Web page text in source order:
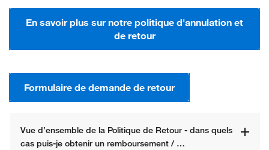
En savoir plus sur notre politique d'annulation et
de retour
Formulaire de demande de retour
Vue d’ensemble de la Politique de Retour - dans quels
cas puis-je obtenir un remboursement /